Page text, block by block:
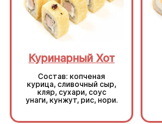
Куринарный Хот
Состав: копченая
курица, сливочный сыр,
кляр, сухари, соус
унаги, кунжут, рис, нори.